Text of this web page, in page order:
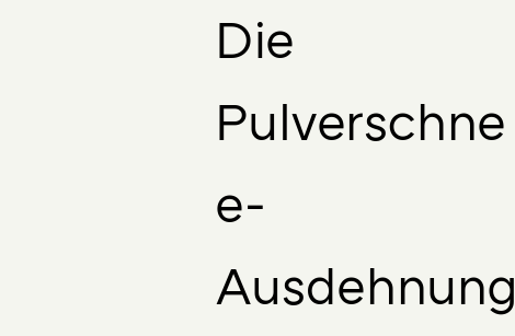
Die
Pulverschne
e-
Ausdehnung